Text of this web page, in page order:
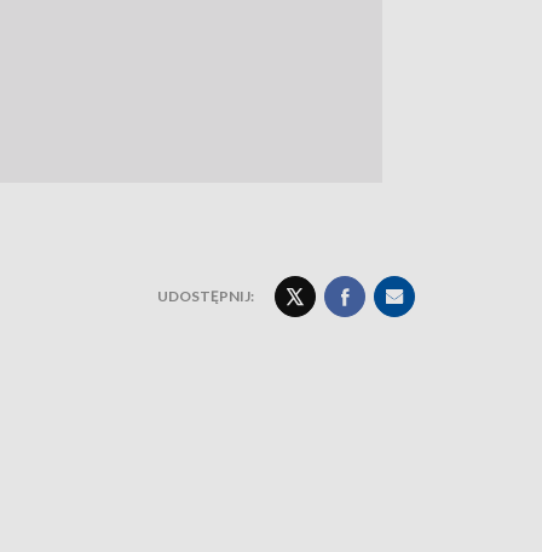
UDOSTĘPNIJ: